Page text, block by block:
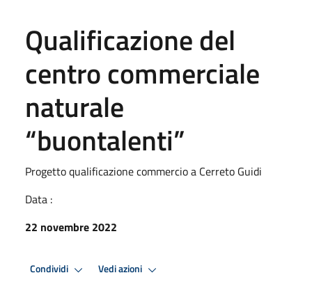
Qualificazione del
centro commerciale
naturale
“buontalenti”
Progetto qualificazione commercio a Cerreto Guidi
Data :
22 novembre 2022
Condividi Vedi azioni